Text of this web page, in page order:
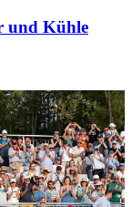
und Kühle